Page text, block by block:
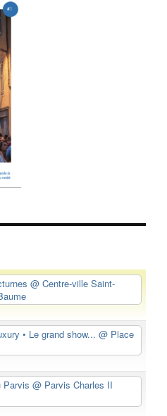
@ Centre-ville Saint-
• Le grand show... @ Place
Parvis @ Parvis Charles II